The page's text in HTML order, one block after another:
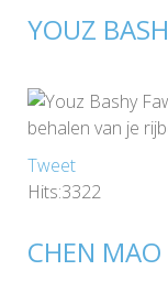
YOUZ
behalen van je
Tweet
Hits:3322
CHEN MAO